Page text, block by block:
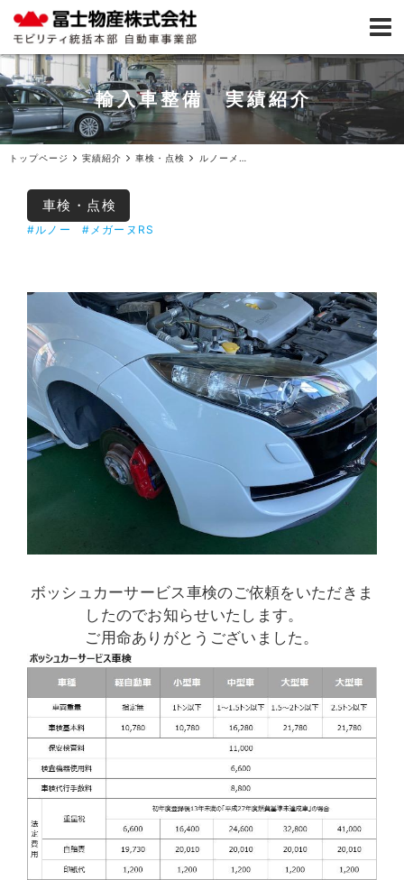
輸入車整備 実績紹介
トップページ 実績紹介 車検・点検
車検・点検
#ルノー #メガーヌRS
ボッシュカーサービス車検のご依頼をいただきま
したのでお知らせいたします。
ご用命ありがとうございました。